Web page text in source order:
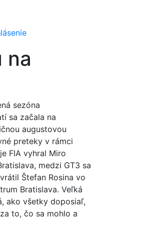
na
sezóna
sa začala na
augustovou
preteky v rámci
FIA vyhral Miro
medzi GT3 sa
Štefan Rosina vo
Bratislava. Veľká
ako všetky doposiaľ,
to, čo sa mohlo a